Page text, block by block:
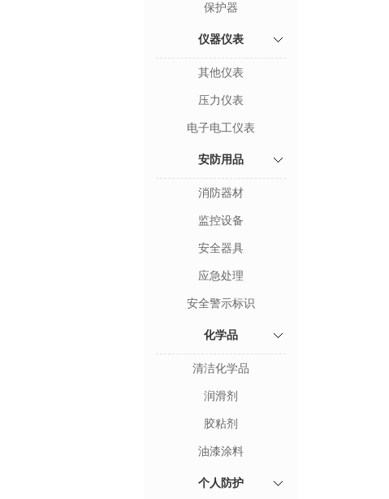
保护器
仪器仪表
其他仪表
压力仪表
电子电工仪表
安防用品
消防器材
监控设备
安全器具
应急处理
安全警示标识
化学品
清洁化学品
润滑剂
胶粘剂
油漆涂料
个人防护